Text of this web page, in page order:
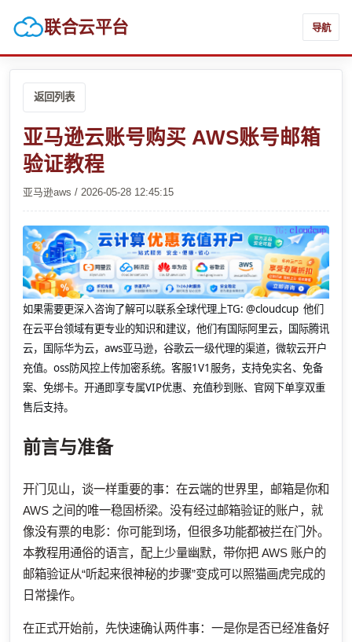
联合云平台 导航
返回列表
亚马逊云账号购买 AWS账号邮箱
验证教程
亚马逊aws / 2026-05-28 12:45:15
如果需要更深入咨询了解可以联系全球代理上TG: @cloudcup 他们
在云平台领域有更专业的知识和建议，他们有国际阿里云，国际腾讯
云，国际华为云，aws亚马逊，谷歌云一级代理的渠道，微软云开户
充值。oss防风控上传加密系统。客服1V1服务，支持免实名、免备
案、免绑卡。开通即享专属VIP优惠、充值秒到账、官网下单享双重
售后支持。
前言与准备
开门见山，谈一样重要的事：在云端的世界里，邮箱是你和
AWS 之间的唯一稳固桥梁。没有经过邮箱验证的账户，就
像没有票的电影：你可能到场，但很多功能都被拦在门外。
本教程用通俗的语言，配上少量幽默，带你把 AWS 账户的
邮箱验证从“听起来很神秘的步骤”变成可以照猫画虎完成的
日常操作。
在正式开始前，先快速确认两件事：一是你是否已经准备好